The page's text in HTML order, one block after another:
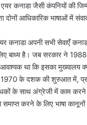
कनाडा जैसी कंपनियों की
दोनों आधिकारिक भाषाओं में
कनाडा अपनी सभी सेवाएँ
बाध्य है। जब सरकार ने
आवश्यक था कि इसका
1970 के दशक की शुरुआत में,
के साथ अंग्रेजी में काम करने
समाप्त करने के लिए भाषा